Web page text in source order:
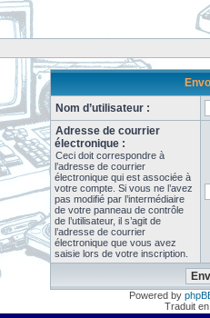
Nom d’utilisateur :
Adresse de courrier
électronique :
Ceci doit correspondre à
l’adresse de courrier
électronique qui est associée à
votre compte. Si vous ne l’avez
pas modifié par l’intermédiaire
de votre panneau de contrôle
de l’utilisateur, il s’agit de
l’adresse de courrier
électronique que vous avez
saisie lors de votre inscription.
Powered by
Traduit